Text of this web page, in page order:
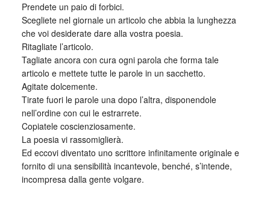
Prendete un paio di forbici.
Scegliete nel giornale un articolo che abbia la lunghezza
che voi desiderate dare alla vostra poesia.
Ritagliate l’articolo.
Tagliate ancora con cura ogni parola che forma tale
articolo e mettete tutte le parole in un sacchetto.
Agitate dolcemente.
Tirate fuori le parole una dopo l’altra, disponendole
nell’ordine con cui le estrarrete.
Copiatele coscienziosamente.
La poesia vi rassomiglierà.
Ed eccovi diventato uno scrittore infinitamente originale e
fornito di una sensibilità incantevole, benché, s’intende,
incompresa dalla gente volgare.